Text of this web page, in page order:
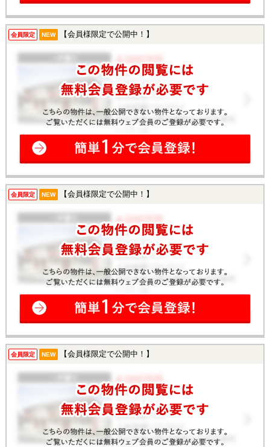
会員限定 NEW 【会員様限定で公開中！】
会員限定 NEW 【会員様限定で公開中！】
会員限定 NEW 【会員様限定で公開中！】